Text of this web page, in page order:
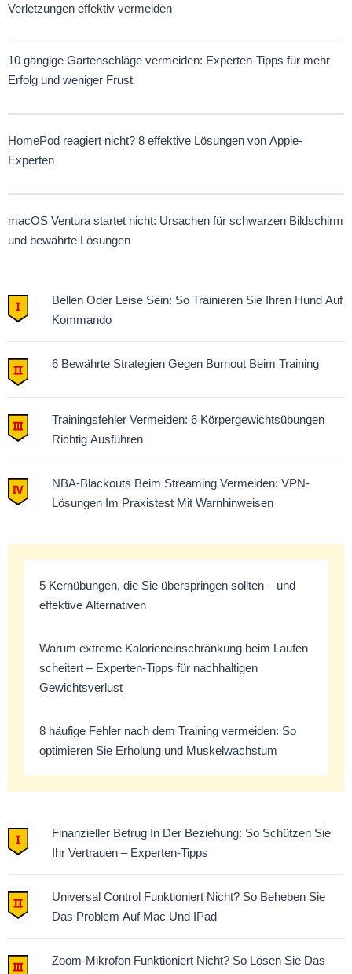
Verletzungen effektiv vermeiden
10 gängige Gartenschläge vermeiden: Experten-Tipps für mehr
Erfolg und weniger Frust
HomePod reagiert nicht? 8 effektive Lösungen von Apple-
Experten
macOS Ventura startet nicht: Ursachen für schwarzen Bildschirm
und bewährte Lösungen
Bellen Oder Leise Sein: So Trainieren Sie Ihren Hund Auf
Kommando
6 Bewährte Strategien Gegen Burnout Beim Training
Trainingsfehler Vermeiden: 6 Körpergewichtsübungen
Richtig Ausführen
NBA-Blackouts Beim Streaming Vermeiden: VPN-
Lösungen Im Praxistest Mit Warnhinweisen
5 Kernübungen, die Sie überspringen sollten – und
effektive Alternativen
Warum extreme Kalorieneinschränkung beim Laufen
scheitert – Experten-Tipps für nachhaltigen
Gewichtsverlust
8 häufige Fehler nach dem Training vermeiden: So
optimieren Sie Erholung und Muskelwachstum
Finanzieller Betrug In Der Beziehung: So Schützen Sie
Ihr Vertrauen – Experten-Tipps
Universal Control Funktioniert Nicht? So Beheben Sie
Das Problem Auf Mac Und IPad
Zoom-Mikrofon Funktioniert Nicht? So Lösen Sie Das